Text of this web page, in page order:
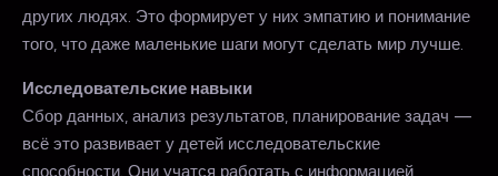
других людях. Это формирует у них эмпатию и понимание
того, что даже маленькие шаги могут сделать мир лучше.
Исследовательские навыки
Сбор данных, анализ результатов, планирование задач —
всё это развивает у детей исследовательские
способности. Они учатся работать с информацией,